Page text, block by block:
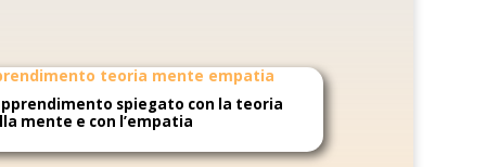
spiegato con la teoria
mente e con l’empatia